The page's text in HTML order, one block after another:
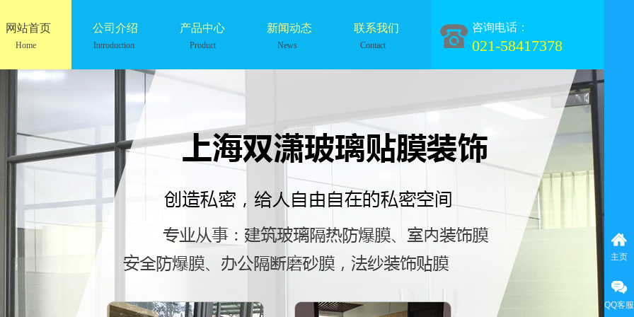
Introduction Product News
网站首页 公司介绍 产品中心 新闻动态 联系我们
Home Contact
咨询电话：
021-58417378
主页
QQ客服